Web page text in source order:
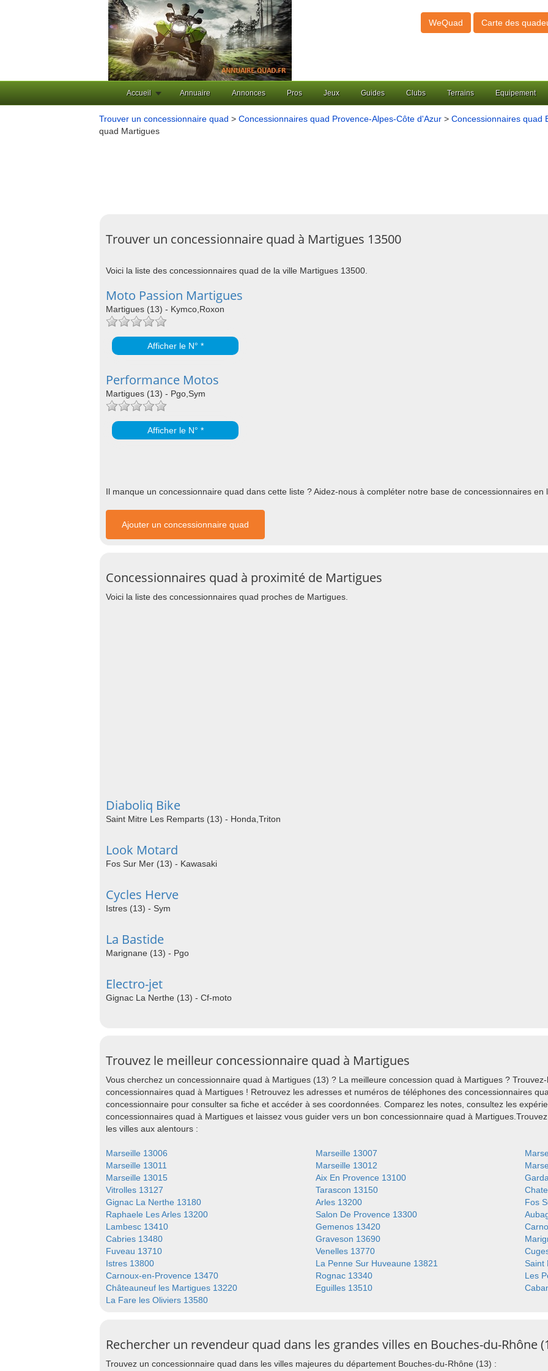
WeQuad Carte des
Accueil Annuaire Annonces Pros Jeux Guides Clubs Terrains Equipement
Trouver un concessionnaire quad > Concessionnaires quad Provence-Alpes-Côte d'Azur > Concessionnaires quad
quad Martigues
Trouver un concessionnaire quad à Martigues 13500
Voici la liste des concessionnaires quad de la ville Martigues 13500.
Moto Passion Martigues
Martigues (13) - Kymco,Roxon
Afficher le N° *
Performance Motos
Martigues (13) - Pgo,Sym
Afficher le N° *
Il manque un concessionnaire quad dans cette liste ? Aidez-nous à compléter notre base de concessionnaires en
Ajouter un concessionnaire quad
Concessionnaires quad à proximité de Martigues
Voici la liste des concessionnaires quad proches de Martigues.
Diaboliq Bike
Saint Mitre Les Remparts (13) - Honda,Triton
Look Motard
Fos Sur Mer (13) - Kawasaki
Cycles Herve
Istres (13) - Sym
La Bastide
Marignane (13) - Pgo
Electro-jet
Gignac La Nerthe (13) - Cf-moto
Trouvez le meilleur concessionnaire quad à Martigues
Vous cherchez un concessionnaire quad à Martigues (13) ? La meilleure concession quad à Martigues ?
concessionnaires quad à Martigues ! Retrouvez les adresses et numéros de téléphones des concessionnaires
concessionnaire pour consulter sa fiche et accéder à ses coordonnées. Comparez les notes, consultez les
concessionnaires quad à Martigues et laissez vous guider vers un bon concessionnaire quad à
les villes aux alentours :
Marseille 13006 Marseille 13007
Marseille 13011
Marseille 13012
Marseille 13015
Aix En Provence 13100
Vitrolles 13127
Tarascon 13150
Gignac La Nerthe 13180
Arles 13200
Fos
Raphaele Les Arles 13200
Salon De Provence 13300
Lambesc 13410
Gemenos 13420
Cabries 13480
Graveson 13690
Fuveau 13710
Venelles 13770
Istres 13800
La Penne Sur Huveaune 13821
Saint
Carnoux-en-Provence 13470
Rognac 13340
Les
Châteauneuf les Martigues 13220
Eguilles 13510
La Fare les Oliviers 13580
Rechercher un revendeur quad dans les grandes villes en Bouches-du-Rhône
Trouvez un concessionnaire quad dans les villes majeures du département Bouches-du-Rhône (13) :